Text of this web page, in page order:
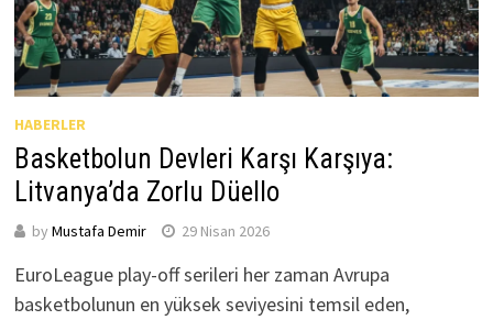
HABERLER
Basketbolun Devleri Karşı Karşıya:
Litvanya’da Zorlu Düello
by Mustafa Demir 29 Nisan 2026
EuroLeague play-off serileri her zaman Avrupa
basketbolunun en yüksek seviyesini temsil eden,